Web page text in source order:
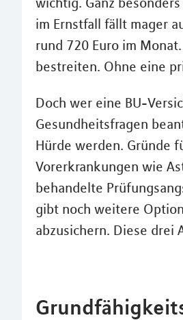
im Ernstfall fällt mager
rund 720 Euro im
bestreiten. Ohne eine
Doch wer eine BU-
Gesundheitsfragen
Hürde werden. Gründe
Vorerkrankungen wie
behandelte
gibt noch weitere
abzusichern. Diese drei